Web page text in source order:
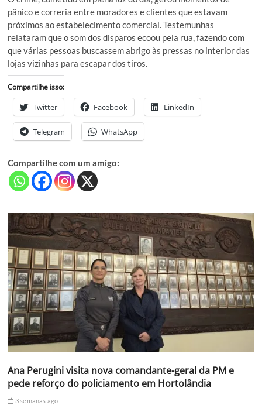
pânico e correria entre moradores e clientes que estavam
próximos ao estabelecimento comercial. Testemunhas
relataram que o som dos disparos ecoou pela rua, fazendo com
que várias pessoas buscassem abrigo às pressas no interior das
lojas vizinhas para escapar dos tiros.
Compartilhe isso:
Twitter Facebook LinkedIn
Telegram WhatsApp
Compartilhe com um amigo:
Ana Perugini visita nova comandante-geral da PM e
pede reforço do policiamento em Hortolândia
3 semanas ago